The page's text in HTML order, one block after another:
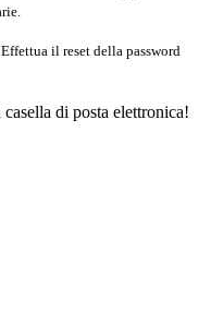
il reset della password
di posta elettronica!